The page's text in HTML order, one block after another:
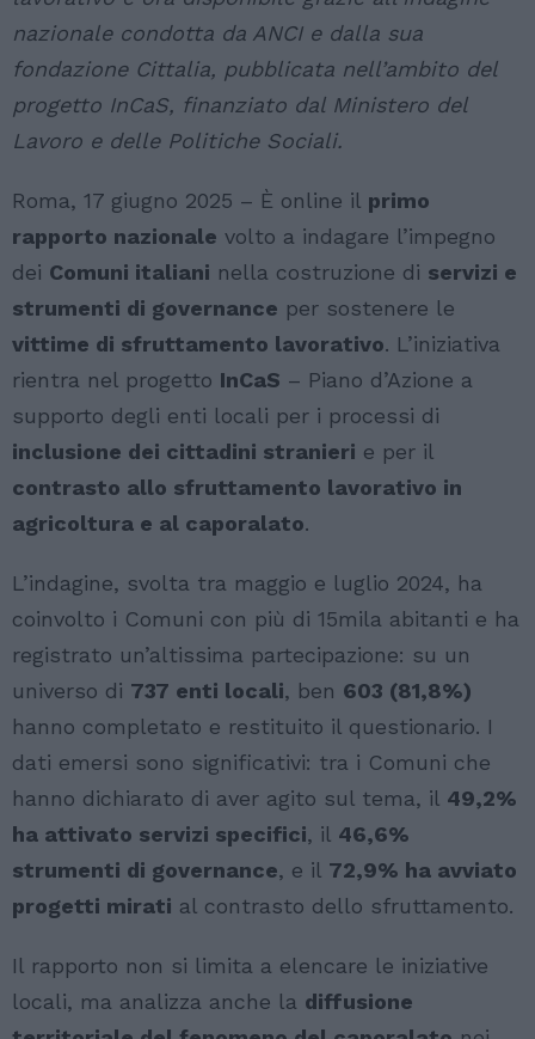
nazionale condotta da ANCI e dalla sua
fondazione Cittalia, pubblicata nell’ambito del
progetto InCaS, finanziato dal Ministero del
Lavoro e delle Politiche Sociali.
Roma, 17 giugno 2025 – È online il primo
rapporto nazionale volto a indagare l’impegno
dei Comuni italiani nella costruzione di servizi e
strumenti di governance per sostenere le
vittime di sfruttamento lavorativo. L’iniziativa
rientra nel progetto InCaS – Piano d’Azione a
supporto degli enti locali per i processi di
inclusione dei cittadini stranieri e per il
contrasto allo sfruttamento lavorativo in
agricoltura e al caporalato.
L’indagine, svolta tra maggio e luglio 2024, ha
coinvolto i Comuni con più di 15mila abitanti e ha
registrato un’altissima partecipazione: su un
universo di 737 enti locali, ben 603 (81,8%)
hanno completato e restituito il questionario. I
dati emersi sono significativi: tra i Comuni che
hanno dichiarato di aver agito sul tema, il 49,2%
ha attivato servizi specifici, il 46,6%
strumenti di governance, e il 72,9% ha avviato
progetti mirati al contrasto dello sfruttamento.
Il rapporto non si limita a elencare le iniziative
locali, ma analizza anche la diffusione